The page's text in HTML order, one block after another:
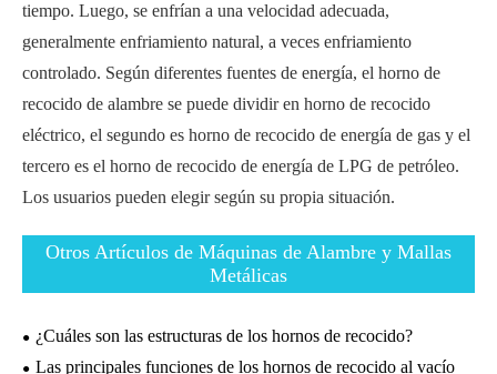
tiempo. Luego, se enfrían a una velocidad adecuada,
generalmente enfriamiento natural, a veces enfriamiento
controlado. Según diferentes fuentes de energía, el horno de
recocido de alambre se puede dividir en horno de recocido
eléctrico, el segundo es horno de recocido de energía de gas y el
tercero es el horno de recocido de energía de LPG de petróleo.
Los usuarios pueden elegir según su propia situación.
Otros Artículos de Máquinas de Alambre y Mallas
Metálicas
¿Cuáles son las estructuras de los hornos de recocido?
Las principales funciones de los hornos de recocido al vacío